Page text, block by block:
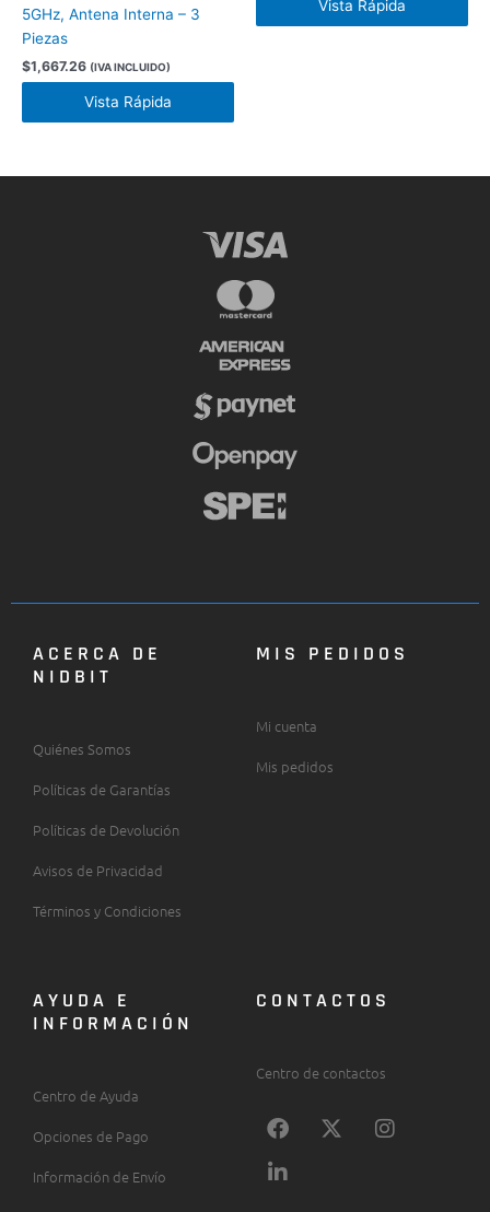
5GHz, Antena Interna – 3
Piezas
$1,667.26 (IVA INCLUIDO)
Vista Rápida
Vista Rápida
ACERCA DE
NIDBIT
Quiénes Somos
Políticas de Garantías
Políticas de Devolución
Avisos de Privacidad
Términos y Condiciones
MIS PEDIDOS
Mi cuenta
Mis pedidos
AYUDA E
INFORMACIÓN
Centro de Ayuda
Opciones de Pago
Información de Envío
CONTACTOS
Centro de contactos
F
a
e
X
-
I
n
L
i
k